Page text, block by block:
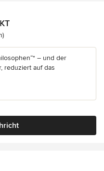
5 Sternen
– und der
reduziert auf das